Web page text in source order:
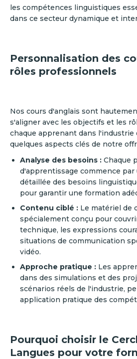
les compétences linguistiques
dans ce secteur dynamique et
Personnalisation des
rôles professionnels
Nos cours d'anglais sont
s'aligner avec les objectifs et les
chaque apprenant dans l'industrie
quelques aspects clés de notre
Analyse des besoins : Chaque
d'apprentissage commence par
détaillée des besoins
pour garantir une formation
Contenu ciblé : Le matériel de
spécialement conçu pour
technique, les expressions
situations de communication
vidéo.
Approche pratique : Les
dans des simulations et des
scénarios réels de l'industrie,
application pratique des
Pourquoi choisir le
Langues pour votre